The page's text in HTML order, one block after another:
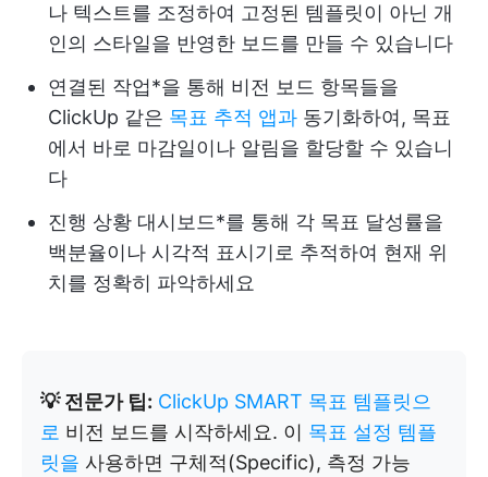
나 텍스트를 조정하여 고정된 템플릿이 아닌 개
인의 스타일을 반영한 보드를 만들 수 있습니다
연결된 작업*을 통해 비전 보드 항목들을
ClickUp 같은 목표 추적 앱과 동기화하여, 목표
에서 바로 마감일이나 알림을 할당할 수 있습니
다
진행 상황 대시보드*를 통해 각 목표 달성률을
백분율이나 시각적 표시기로 추적하여 현재 위
치를 정확히 파악하세요
💡 전문가 팁: ClickUp SMART 목표 템플릿으
로 비전 보드를 시작하세요. 이 목표 설정 템플
릿을 사용하면 구체적(Specific), 측정 가능